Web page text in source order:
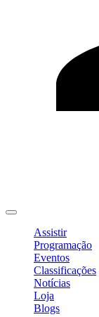
Assistir
Programação
Eventos
Classificações
Notícias
Loja
Blogs